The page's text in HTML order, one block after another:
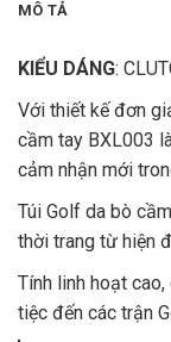
MÔ TẢ
KIỂU DÁNG:
Với thiết kế đơn
cầm tay BXL003
cảm nhận mới
Túi Golf da bò
thời trang từ hiện
Tính linh hoạt
tiệc đến các trận